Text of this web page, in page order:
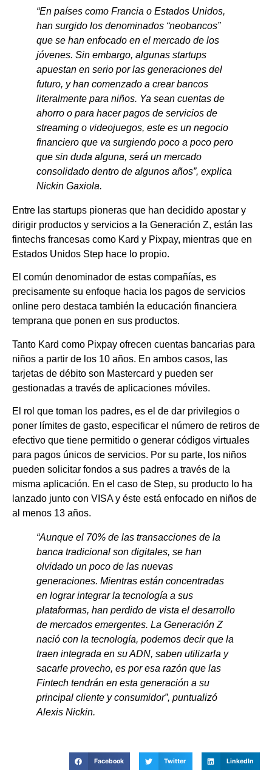
“En países como Francia o Estados Unidos,
han surgido los denominados “neobancos”
que se han enfocado en el mercado de los
jóvenes. Sin embargo, algunas startups
apuestan en serio por las generaciones del
futuro, y han comenzado a crear bancos
literalmente para niños. Ya sean cuentas de
ahorro o para hacer pagos de servicios de
streaming o videojuegos, este es un negocio
financiero que va surgiendo poco a poco pero
que sin duda alguna, será un mercado
consolidado dentro de algunos años”, explica
Nickin Gaxiola.
Entre las startups pioneras que han decidido apostar y
dirigir productos y servicios a la Generación Z, están las
fintechs francesas como Kard y Pixpay, mientras que en
Estados Unidos Step hace lo propio.
El común denominador de estas compañías, es
precisamente su enfoque hacia los pagos de servicios
online pero destaca también la educación financiera
temprana que ponen en sus productos.
Tanto Kard como Pixpay ofrecen cuentas bancarias para
niños a partir de los 10 años. En ambos casos, las
tarjetas de débito son Mastercard y pueden ser
gestionadas a través de aplicaciones móviles.
El rol que toman los padres, es el de dar privilegios o
poner límites de gasto, especificar el número de retiros de
efectivo que tiene permitido o generar códigos virtuales
para pagos únicos de servicios. Por su parte, los niños
pueden solicitar fondos a sus padres a través de la
misma aplicación. En el caso de Step, su producto lo ha
lanzado junto con VISA y éste está enfocado en niños de
al menos 13 años.
“Aunque el 70% de las transacciones de la
banca tradicional son digitales, se han
olvidado un poco de las nuevas
generaciones. Mientras están concentradas
en lograr integrar la tecnología a sus
plataformas, han perdido de vista el desarrollo
de mercados emergentes. La Generación Z
nació con la tecnología, podemos decir que la
traen integrada en su ADN, saben utilizarla y
sacarle provecho, es por esa razón que las
Fintech tendrán en esta generación a su
principal cliente y consumidor”, puntualizó
Alexis Nickin.
Facebook Twitter LinkedIn